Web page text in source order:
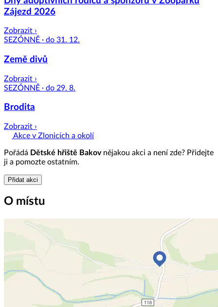
Zájezd 2026
Zobrazit ›
SEZÓNNĚ · do 31. 12.
Země divů
Zobrazit ›
SEZÓNNĚ · do 29. 8.
Brodita
Zobrazit ›
Akce v Zlonicích a okolí
Pořádá Dětské hřiště Bakovnějakou akci a není zde? Přidejte
ji a pomozte ostatním.
Přidat akci
O místu